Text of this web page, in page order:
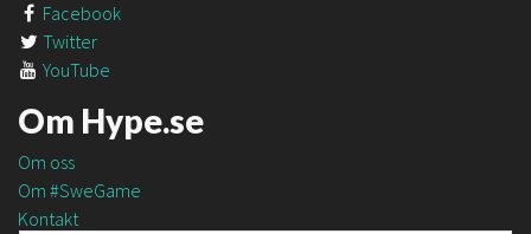
Facebook
Twitter
YouTube
Om Hype.se
Om oss
Om #SweGame
Kontakt